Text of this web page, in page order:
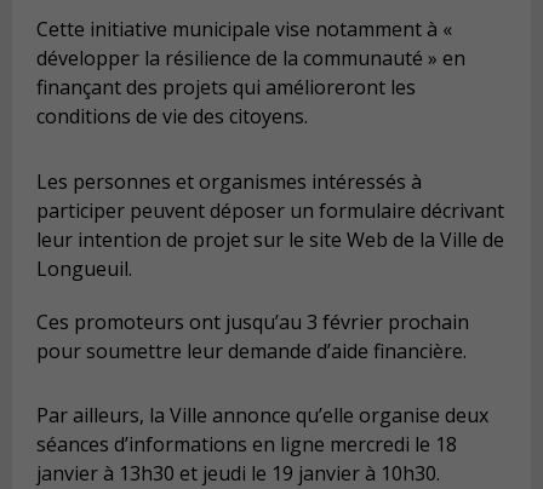
Cette initiative municipale vise notamment à «
développer la résilience de la communauté » en
finançant des projets qui amélioreront les
conditions de vie des citoyens.
Les personnes et organismes intéressés à
participer peuvent déposer un formulaire décrivant
leur intention de projet sur le site Web de la Ville de
Longueuil.
Ces promoteurs ont jusqu’au 3 février prochain
pour soumettre leur demande d’aide financière.
Par ailleurs, la Ville annonce qu’elle organise deux
séances d’informations en ligne mercredi le 18
janvier à 13h30 et jeudi le 19 janvier à 10h30.